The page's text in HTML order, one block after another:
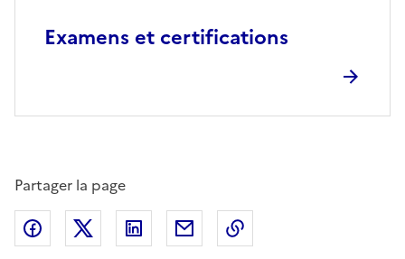
Examens et certifications
Partager la page
Partager sur Facebook
Partager sur X (anciennement Twitter)
Partager sur LinkedIn
Partager par email